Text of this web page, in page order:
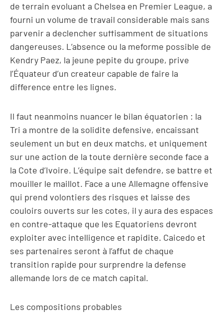
de terrain evoluant a Chelsea en Premier League, a
fourni un volume de travail considerable mais sans
parvenir a declencher suffisamment de situations
dangereuses. L’absence ou la meforme possible de
Kendry Paez, la jeune pepite du groupe, prive
l’Équateur d’un createur capable de faire la
difference entre les lignes.
Il faut neanmoins nuancer le bilan équatorien : la
Tri a montre de la solidite defensive, encaissant
seulement un but en deux matchs, et uniquement
sur une action de la toute dernière seconde face a
la Cote d’Ivoire. L’équipe sait defendre, se battre et
mouiller le maillot. Face a une Allemagne offensive
qui prend volontiers des risques et laisse des
couloirs ouverts sur les cotes, il y aura des espaces
en contre-attaque que les Equatoriens devront
exploiter avec intelligence et rapidite. Caicedo et
ses partenaires seront à l’affut de chaque
transition rapide pour surprendre la defense
allemande lors de ce match capital.
Les compositions probables